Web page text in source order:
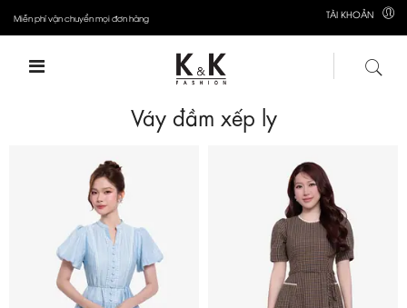
Miễn phí vận chuyển mọi đơn hàng TÀI KHOẢN
Váy đầm xếp ly